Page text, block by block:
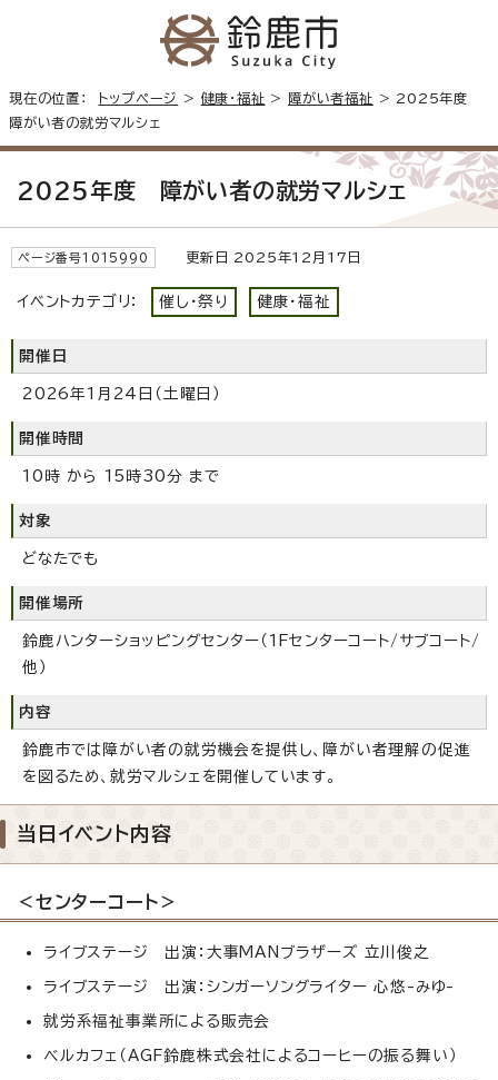
現在の位置： トップページ > 健康・福祉 > 障がい者福祉 > 2025年度
障がい者の就労マルシェ
2025年度 障がい者の就労マルシェ
ページ番号1015990 更新日 2025年12月17日
イベントカテゴリ： 催し・祭り 健康・福祉
開催日
2026年1月24日（土曜日）
開催時間
10時 から 15時30分 まで
対象
どなたでも
開催場所
鈴鹿ハンターショッピングセンター（1Fセンターコート/サブコート/
他）
内容
鈴鹿市では障がい者の就労機会を提供し、障がい者理解の促進
を図るため、就労マルシェを開催しています。
当日イベント内容
＜センターコート＞
ライブステージ 出演：大事MANブラザーズ 立川俊之
ライブステージ 出演：シンガーソングライター 心悠-みゆ-
就労系福祉事業所による販売会
べルカフェ（AGF鈴鹿株式会社によるコーヒーの振る舞い）